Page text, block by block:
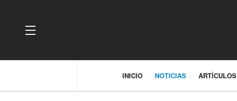
OFF CANVAS
INICIO NOTICIAS ARTÍCULOS